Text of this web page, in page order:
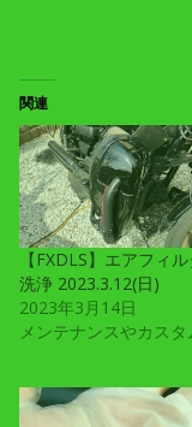
関連
【FXDLS】エアフィ
洗浄 2023.3.12(日)
2023年3月14日
メンテナンスやカスタ